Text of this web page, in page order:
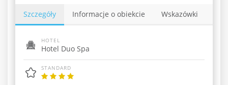
Szczegóły Informacje o obiekcie Wskazówki
HOTEL
Hotel Duo Spa
STANDARD